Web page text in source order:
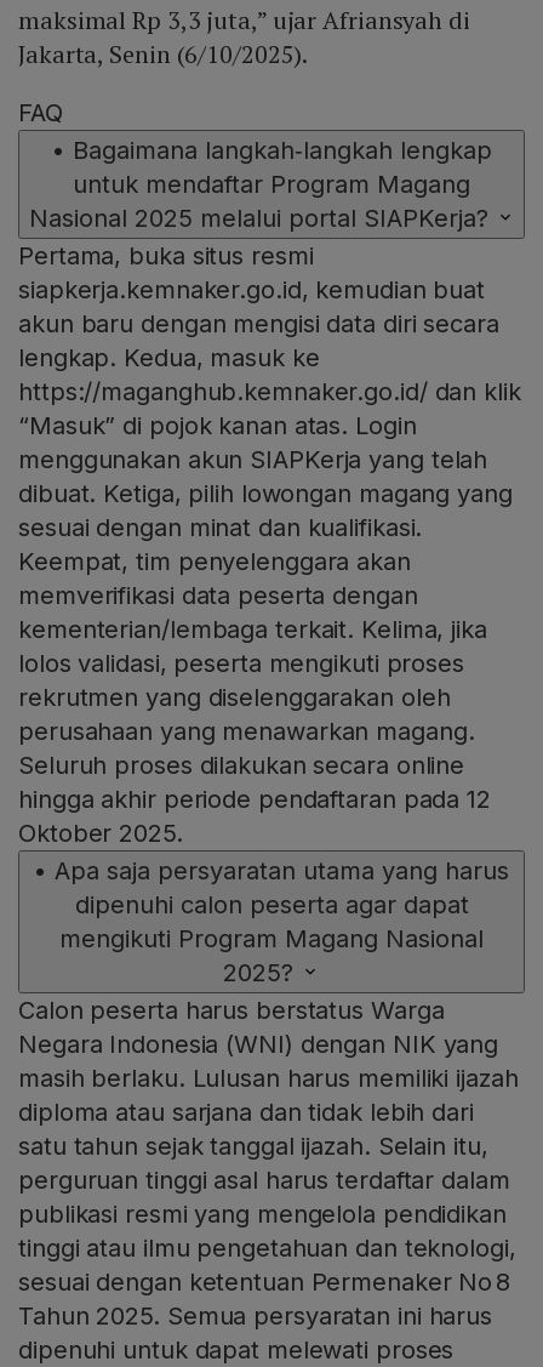
maksimal Rp 3,3 juta,” ujar Afriansyah di
Jakarta, Senin (6/10/2025).
FAQ
• Bagaimana langkah‑langkah lengkap
untuk mendaftar Program Magang
Nasional 2025 melalui portal SIAPKerja?
Pertama, buka situs resmi
siapkerja.kemnaker.go.id, kemudian buat
akun baru dengan mengisi data diri secara
lengkap. Kedua, masuk ke
https://maganghub.kemnaker.go.id/ dan klik
“Masuk” di pojok kanan atas. Login
menggunakan akun SIAPKerja yang telah
dibuat. Ketiga, pilih lowongan magang yang
sesuai dengan minat dan kualifikasi.
Keempat, tim penyelenggara akan
memverifikasi data peserta dengan
kementerian/lembaga terkait. Kelima, jika
lolos validasi, peserta mengikuti proses
rekrutmen yang diselenggarakan oleh
perusahaan yang menawarkan magang.
Seluruh proses dilakukan secara online
hingga akhir periode pendaftaran pada 12
Oktober 2025.
• Apa saja persyaratan utama yang harus
dipenuhi calon peserta agar dapat
mengikuti Program Magang Nasional
2025?
Calon peserta harus berstatus Warga
Negara Indonesia (WNI) dengan NIK yang
masih berlaku. Lulusan harus memiliki ijazah
diploma atau sarjana dan tidak lebih dari
satu tahun sejak tanggal ijazah. Selain itu,
perguruan tinggi asal harus terdaftar dalam
publikasi resmi yang mengelola pendidikan
tinggi atau ilmu pengetahuan dan teknologi,
sesuai dengan ketentuan Permenaker No 8
Tahun 2025. Semua persyaratan ini harus
dipenuhi untuk dapat melewati proses